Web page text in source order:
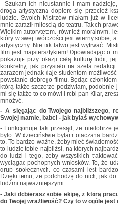
- Szukam ich nieustannie i mam
droga artystyczna dopiero się przecież
ludzie. Swoich Mistrzów miałam już w
mnie zaraził miłością do teatru. Takich
Wielkim autorytetem, również moralnym,
który w swej twórczości jest wierny sobie,
artystyczny. Nie tak łatwo jest wytrwać.
film jest majstersztykiem! Opowiadając o
pokazuje przy okazji całą kulturę Indii,
konkretny, jak przystało na szefa
zarazem jednak daje studentom
powstanie dobrego filmu. Będąc
którą także szczerze podziwiam,
mi się także to co mówi i robi pan Kilar,
mnożyć.
- A sięgając do Twojego najbliższego,
Swojej mamie, babci - jak byłaś
- Funkcjonuje taki przesąd, że niedobrze
było. W dzieciństwie byłam otaczana
to. To bardzo ważne, żeby mieć
to ludzie tobie najbliżsi, na których
do ludzi i tego, żeby wszystkich
wyciągać pochopnych wniosków. To, że
grup społecznych, co czasami jest
Dzięki temu, że podchodzę do nich, jak
ludźmi najważniejszymi.
- Jaki dobierasz sobie ekipę, z którą
do Twojej wrażliwość? Czy to w ogóle jest